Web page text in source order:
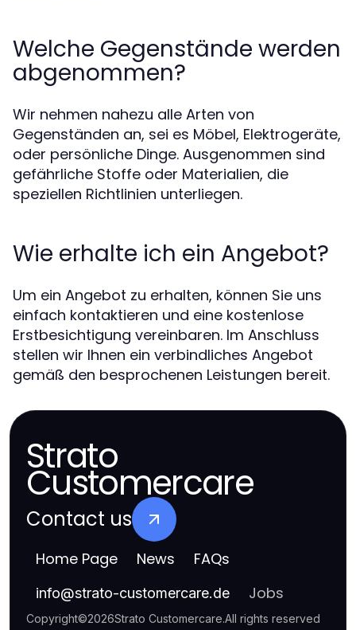
Welche Gegenstände werden
abgenommen?
Wir nehmen nahezu alle Arten von
Gegenständen an, sei es Möbel, Elektrogeräte,
oder persönliche Dinge. Ausgenommen sind
gefährliche Stoffe oder Materialien, die
speziellen Richtlinien unterliegen.
Wie erhalte ich ein Angebot?
Um ein Angebot zu erhalten, können Sie uns
einfach kontaktieren und eine kostenlose
Erstbesichtigung vereinbaren. Im Anschluss
stellen wir Ihnen ein verbindliches Angebot
gemäß den besprochenen Leistungen bereit.
Strato
Customercare
Contact us
Home Page News FAQs
info@strato-customercare.de Jobs
Copyright©2026Strato Customercare.All rights reserved